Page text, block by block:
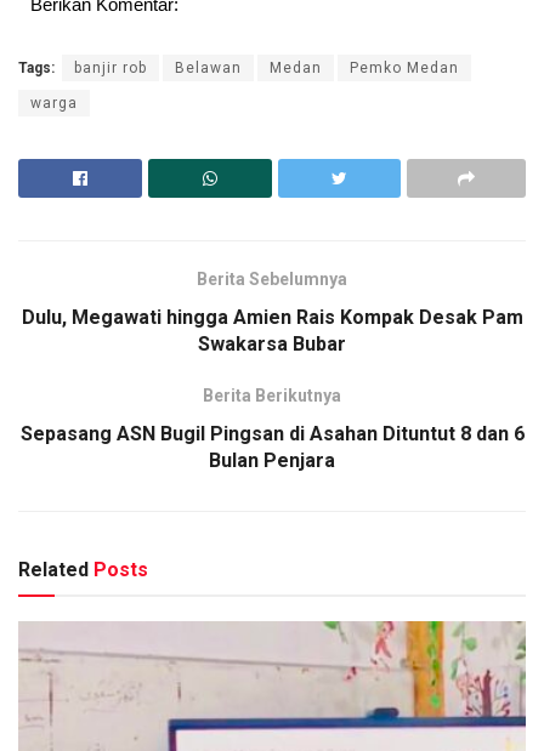
Tags: banjir rob Belawan Medan Pemko Medan
warga
Berita Sebelumnya
Dulu, Megawati hingga Amien Rais Kompak Desak Pam
Swakarsa Bubar
Berita Berikutnya
Sepasang ASN Bugil Pingsan di Asahan Dituntut 8 dan 6
Bulan Penjara
Related Posts